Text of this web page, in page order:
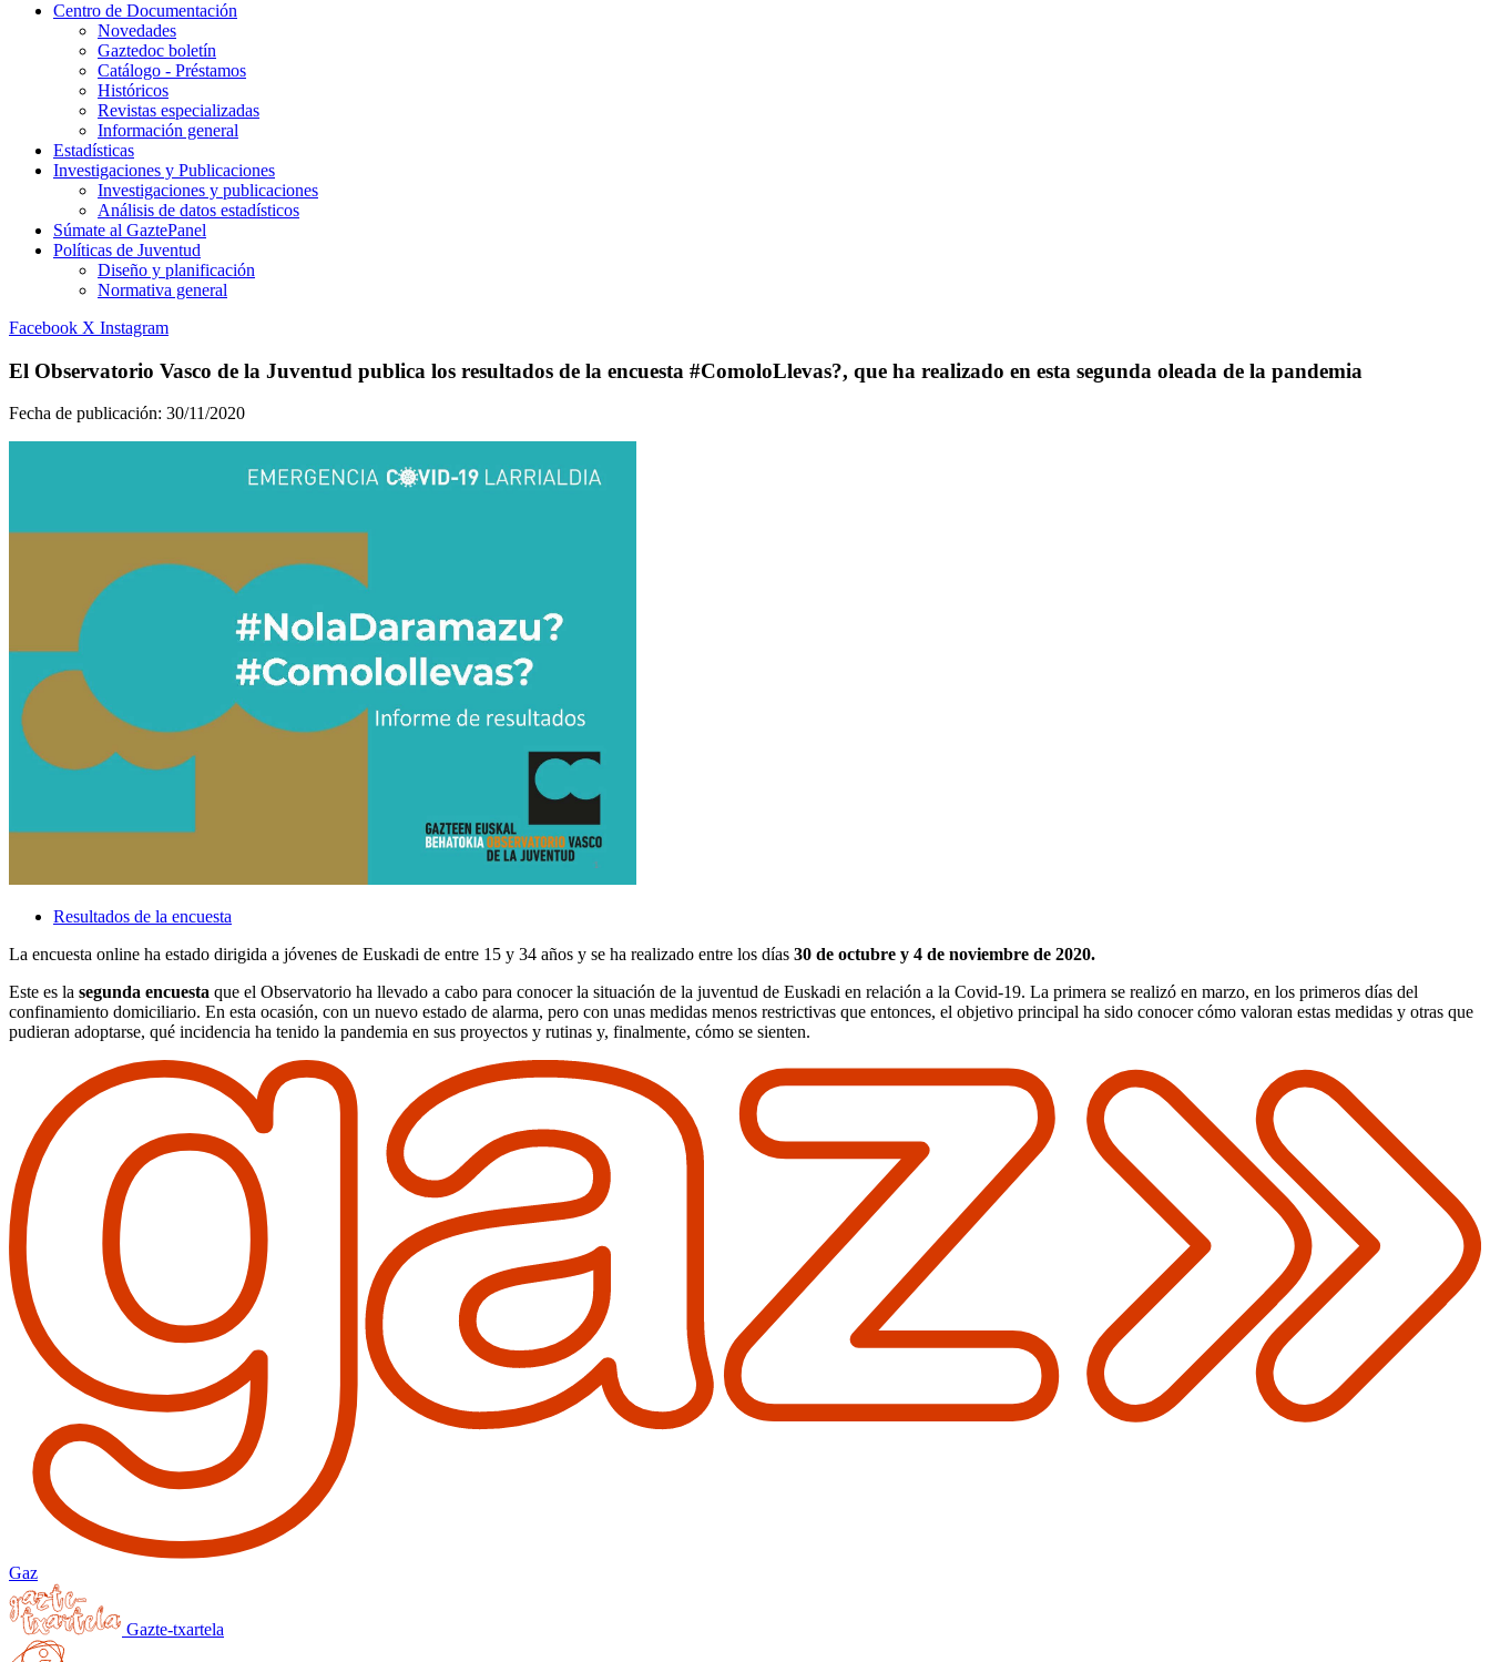
Centro de Documentación
Novedades
Gaztedoc boletín
Catálogo - Préstamos
Históricos
Revistas especializadas
Información general
Estadísticas
Investigaciones y Publicaciones
Investigaciones y publicaciones
Análisis de datos estadísticos
Súmate al GaztePanel
Políticas de Juventud
Diseño y planificación
Normativa general
Facebook X Instagram
El Observatorio Vasco de la Juventud publica los resultados de la encuesta #ComoloLlevas?, que ha realizado en esta segunda oleada de la pandemia
Fecha de publicación: 30/11/2020
Resultados de la encuesta
La encuesta online ha estado dirigida a jóvenes de Euskadi de entre 15 y 34 años y se ha realizado entre los días 30 de octubre y 4 de noviembre de 2020.
Este es la segunda encuesta que el Observatorio ha llevado a cabo para conocer la situación de la juventud de Euskadi en relación a la Covid-19. La primera se realizó en marzo, en los primeros días del
confinamiento domiciliario. En esta ocasión, con un nuevo estado de alarma, pero con unas medidas menos restrictivas que entonces, el objetivo principal ha sido conocer cómo valoran estas medidas y otras que
pudieran adoptarse, qué incidencia ha tenido la pandemia en sus proyectos y rutinas y, finalmente, cómo se sienten.
Gaz
Gazte-txartela